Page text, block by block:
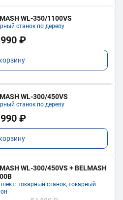
WL-350/1100VS
станок по дереву
₽
WL-300/450VS
станок по дереву
₽
WL-300/450VS + BELMASH
токарный станок, токарный